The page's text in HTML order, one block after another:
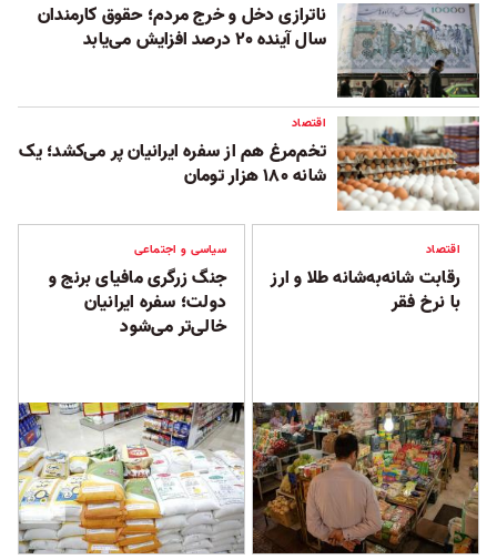
ناترازی دخل و خرج مردم؛ حقوق کارمندان
سال آینده ۲۰ درصد افزایش می‌یابد
اقتصاد
تخم‌مرغ هم از سفره ایرانیان پر می‌کشد؛ یک
شانه ۱۸۰ هزار تومان
اقتصاد
رقابت شانه‌به‌شانه طلا و ارز
با نرخ فقر
سیاسی و اجتماعی
جنگ زرگری مافیای برنج و
دولت؛ سفره ایرانیان
خالی‌تر می‌شود